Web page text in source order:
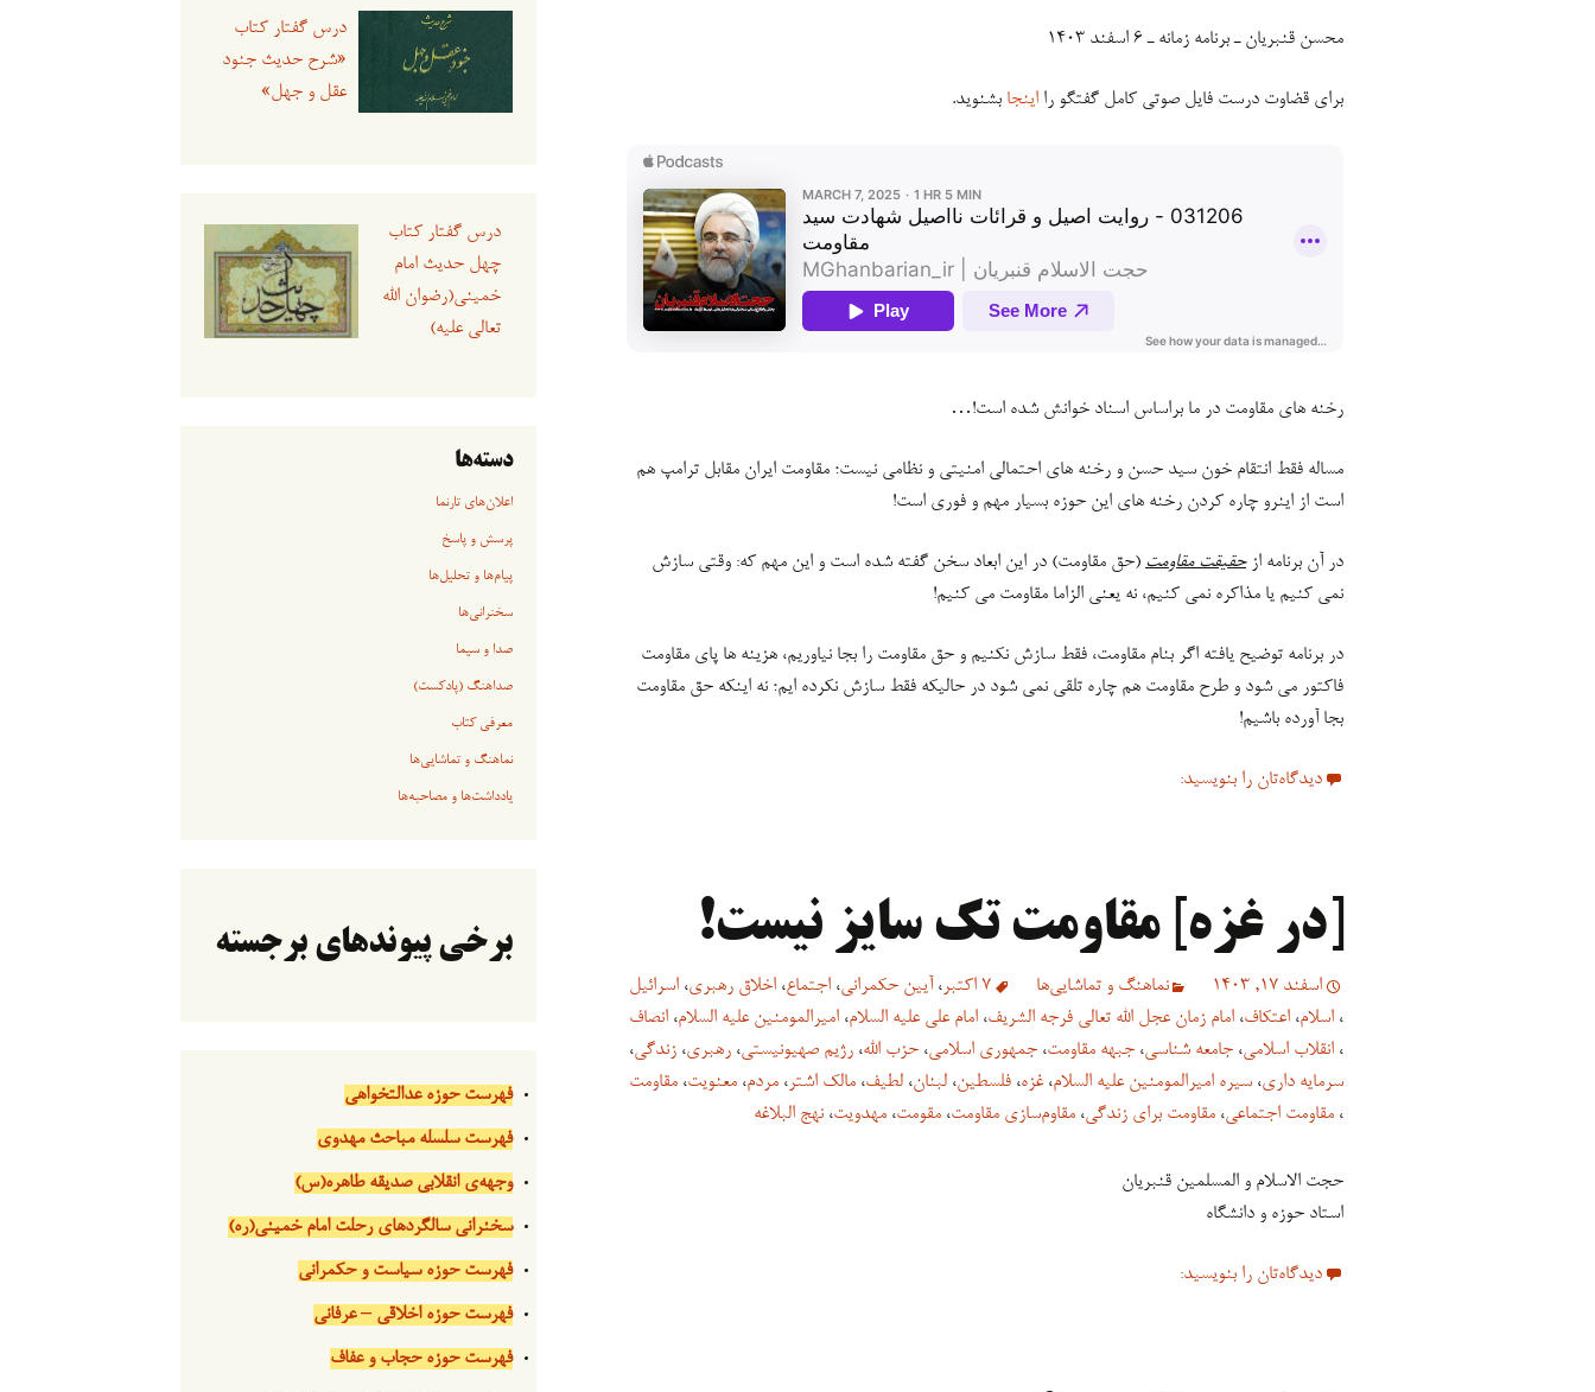
محسن قنبریان ـ برنامه زمانه ـ ۶ اسفند ۱۴۰۳
برای قضاوت درست فایل صوتی کامل گفتگو را اینجا بشنوید.
رخنه های مقاومت در ما براساس اسناد خوانش شده است!…
مساله فقط انتقام خون سید حسن و رخنه های احتمالی امنیتی و نظامی نیست؛ مقاومت ایران مقابل ترامپ هم
است از اینرو چاره کردن رخنه های این حوزه بسیار مهم و فوری است!
در آن برنامه ازحقیقت مقاومت (حق مقاومت) در این ابعاد سخن گفته شده است و این مهم که: وقتی سازش
نمی کنیم یا مذاکره نمی کنیم، نه یعنی الزاما مقاومت می کنیم!
در برنامه توضیح یافته اگر بنام مقاومت، فقط سازش نکنیم و حق مقاومت را بجا نیاوریم، هزینه ها پای مقاومت
فاکتور می شود و طرح مقاومت هم چاره تلقی نمی شود در حالیکه فقط سازش نکرده ایم؛ نه اینکه حق مقاومت
بجا آورده باشیم!
دیدگاه‌تان را بنویسید:
[در غزه] مقاومت تک سایز نیست!
اسفند 17, 1403 نماهنگ و تماشایی‌ها 7 اکتبر ، آیین حکمرانی، اجتماع، اخلاق رهبری، اسرائیل
، اسلام، اعتکاف، امام زمان عجل الله تعالی فرجه الشریف، امام علی علیه السلام، امیرالمومنین علیه السلام، انصاف
، انقلاب اسلامی، جامعه شناسی، جبهه مقاومت، جمهوری اسلامی، حزب الله، رژیم صهیونیستی، رهبری، زندگی،
سرمایه داری، سیره امیرالمومنین علیه السلام، غزه، فلسطین، لبنان، لطیف، مالک اشتر ، مردم، معنویت، مقاومت
، مقاومت اجتماعی، مقاومت برای زندگی، مقاوم‌سازی مقاومت، مقومت، مهدویت، نهج البلاغه
حجت الاسلام و المسلمین قنبریان
استاد حوزه و دانشگاه
دیدگاه‌تان را بنویسید:
درس گفتار کتاب
«شرح حدیث جنود
عقل و جهل»
درس گفتار کتاب
چهل حدیث امام
خمینی(رضوان الله
تعالی علیه)
دسته‌ها
اعلان‌های تارنما
پرسش و پاسخ
پیام‌ها و تحلیل‌ها
سخنرانی‏‏‌ها
صدا و سیما
صداهنگ (پادکست)
معرفی کتاب
نماهنگ و تماشایی‌ها
یادداشت‌ها و مصاحبه‌ها
برخی پیوندهای برجسته
فهرست حوزه عدالتخواهی
فهرست سلسله مباحث مهدوی
وجهه‌ی انقلابی صدیقه طاهره(س)
سخنرانی سالگردهای رحلت امام خمینی(ره)
فهرست حوزه سیاست و حکمرانی
فهرست حوزه اخلاقی – عرفانی
فهرست حوزه حجاب و عفاف